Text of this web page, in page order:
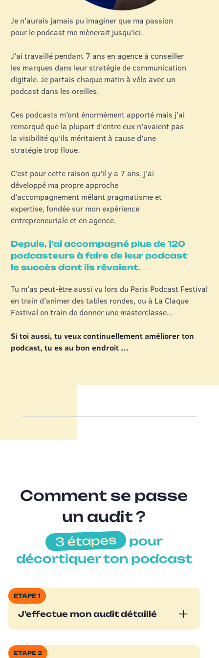
Je n’aurais jamais pu imaginer que ma passion
pour le podcast me mènerait jusqu'ici.
J’ai travaillé pendant 7 ans en agence à conseiller
les marques dans leur stratégie de communication
digitale. Je partais chaque matin à vélo avec un
podcast dans les oreilles.
Ces podcasts m’ont énormément apporté mais j’ai
remarqué que la plupart d'entre eux n’avaient pas
la visibilité qu’ils méritaient à cause d’une
stratégie trop floue.
C’est pour cette raison qu'il y a 7 ans, j’ai
développé ma propre approche
d’accompagnement mêlant pragmatisme et
expertise, fondée sur mon expérience
entrepreneuriale et en agence.
Depuis, j’ai accompagné plus de 120
podcasteurs à faire de leur podcast
le succès dont ils rêvaient.
Tu m’as peut-être aussi vu lors du Paris Podcast Festival
en train d’animer des tables rondes, ou à La Claque
Festival en train de donner une masterclasse...
Si toi aussi, tu veux continuellement améliorer ton
podcast, tu es au bon endroit …
Comment se passe
un audit ?
3 étapes
pour
décortiquer ton podcast
ETAPE 1
J'effectue mon audit détaillé
analyser tes stats Spotify for creators
ETAPE 2